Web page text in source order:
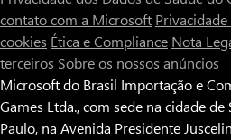
contato com a Microsoft
cookies Ética e Compliance Nota
terceiros Sobre os nossos anúncios
Microsoft do Brasil Importação e
Games Ltda., com sede na cidade de
Paulo, na Avenida Presidente